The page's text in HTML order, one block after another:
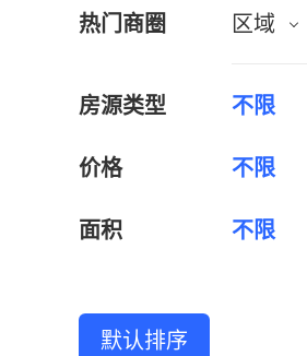
热门商圈 区域
房源类型
不限
价格
不限
面积
不限
默认排序